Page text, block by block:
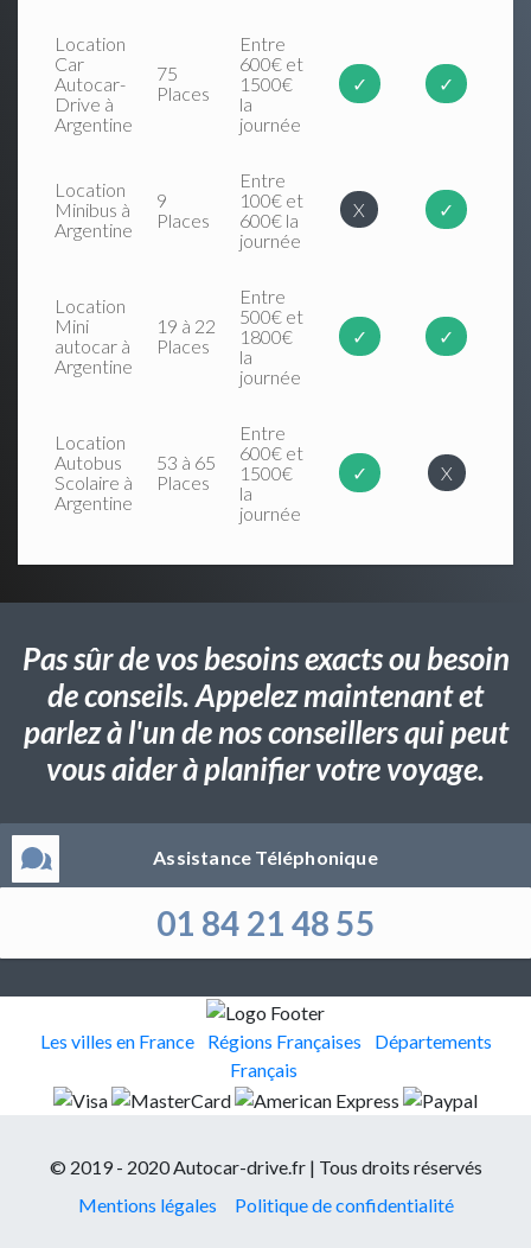
Location
Car
Autocar-
Drive à
Argentine
75
Places
Entre
600€ et
1500€
la
journée
✓ ✓
Location
Minibus à
Argentine
9
Places
Entre
100€ et
600€ la
journée
X ✓
Location
Mini
autocar à
Argentine
19 à 22
Places
Entre
500€ et
1800€
la
journée
✓ ✓
Location
Autobus
Scolaire à
Argentine
53 à 65
Places
Entre
600€ et
1500€
la
journée
✓ X
Pas sûr de vos besoins exacts ou besoin
de conseils. Appelez maintenant et
parlez à l'un de nos conseillers qui peut
vous aider à planifier votre voyage.
Assistance Téléphonique
01 84 21 48 55
Les villes en France Régions Françaises
Départements
Français
© 2019 - 2020 Autocar-drive.fr | Tous droits réservés
Mentions légales
Politique de confidentialité